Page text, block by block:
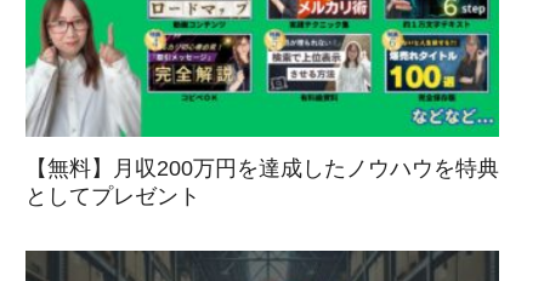
【無料】月収200万円を達成したノウハウを特典
としてプレゼント